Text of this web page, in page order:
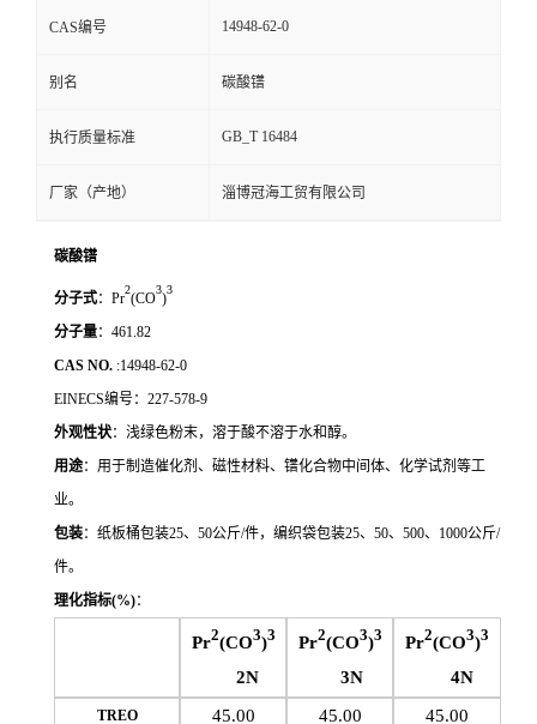
CAS编号 14948-62-0
别名 碳酸镨
执行质量标准 GB_T 16484
厂家（产地） 淄博冠海工贸有限公司
碳酸镨
分子式： Pr
2
(CO
3
)
3
分子量： 461.82
CAS NO. :14948-62-0
EINECS编号： 227-578-9
外观性状：浅绿色粉末，溶于酸不溶于水和醇。
用途：用于制造催化剂、磁性材料、镨化合物中间体、化学试剂等工
业。
包装：纸板桶包装25、 50公斤/件，编织袋包装25、 50、 500、 1000公斤/
件。
理化指标(%)：
Pr2(CO3)3
2N
Pr2(CO3)3
3N
Pr2(CO3)3
4N
TREO 45.00 45.00 45.00